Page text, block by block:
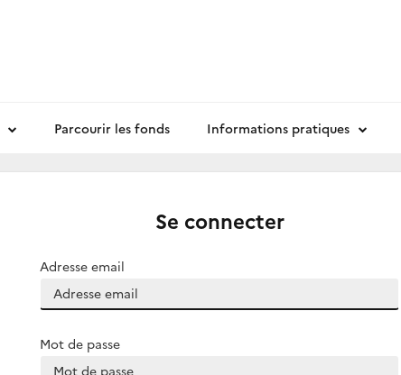
Parcourir les fonds Informations pratiques
Se connecter
Adresse email
Mot de passe